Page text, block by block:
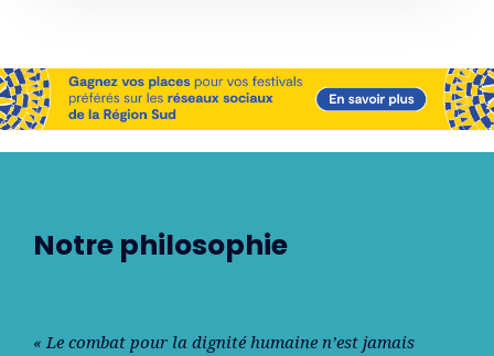
Notre philosophie
« Le combat pour la dignité humaine n’est jamais